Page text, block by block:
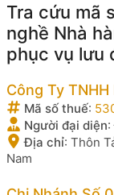
Tra cứu mã
nghề Nhà
phục vụ lưu
Công Ty
Mã số thuế:
Người đại diện:
Địa chỉ: Thôn
Nam